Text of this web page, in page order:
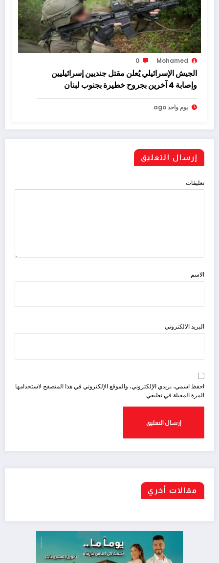
Mohamed
0
الجيش الإسرائيلي يُعلن مقتل جنديين إسرائيليين
وإصابة 4 آخرين بجروح خطيرة بجنوب لبنان
يوم واحد ago
إرسال التعليق
تعليقات
الاسم
البريد الالكتروني
احفظ اسمي، بريدي الإلكتروني، والموقع الإلكتروني في هذا المتصفح لاستخدامها
المرة المقبلة في تعليقي.
مقالات أخري